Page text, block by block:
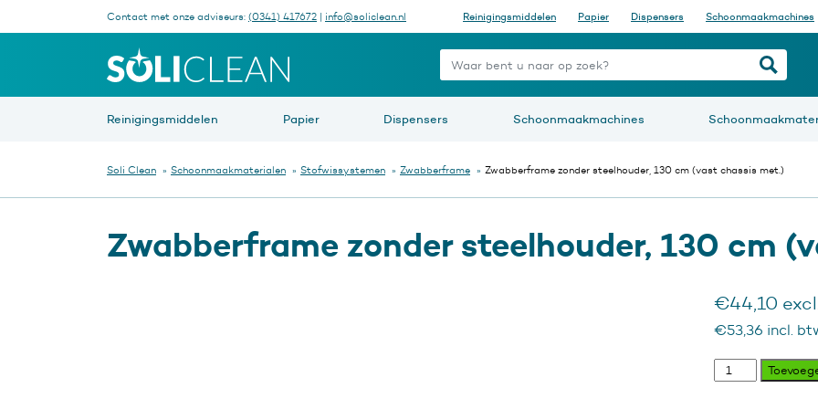
Contact met onze adviseurs: (0341) 417672 | info@soliclean.nl Reinigingsmiddelen Papier Dispensers Schoonmaakmachines
Waar bent u naar op zoek?
Reinigingsmiddelen Papier Dispensers Schoonmaakmachines
Soli Clean » Schoonmaakmaterialen » Stofwissystemen » Zwabberframe » Zwabberframe zonder steelhouder, 130 cm (vast chassis met.)
Zwabberframe zonder steelhouder, 130 cm
€44,10
€53,36 incl.
Zwabberframe
zonder